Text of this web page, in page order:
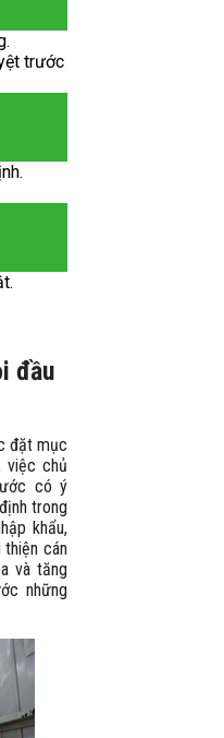
trước
đầu
đặt mục
việc chủ
có ý
trong
khẩu,
cán
và tăng
những